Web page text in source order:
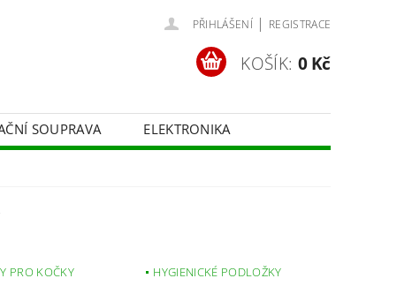
PŘIHLÁŠENÍ | REGISTRACE
KOŠÍK: 0 Kč
SOUPRAVA
ELEKTRONIKA
PRO KOČKY
HYGIENICKÉ PODLOŽKY